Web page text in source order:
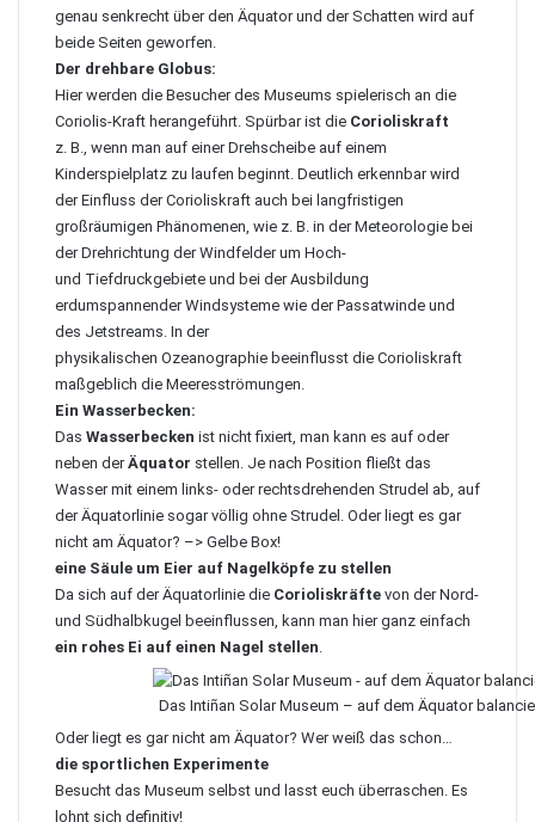
genau senkrecht über den Äquator und der Schatten wird auf
beide Seiten geworfen.
Der drehbare Globus:
Hier werden die Besucher des Museums spielerisch an die
Coriolis-Kraft herangeführt. Spürbar ist die Corioliskraft
z. B., wenn man auf einer Drehscheibe auf einem
Kinderspielplatz zu laufen beginnt. Deutlich erkennbar wird
der Einfluss der Corioliskraft auch bei langfristigen
großräumigen Phänomenen, wie z. B. in der Meteorologie bei
der Drehrichtung der Windfelder um Hoch-
und Tiefdruckgebiete und bei der Ausbildung
erdumspannender Windsysteme wie der Passatwinde und
des Jetstreams. In der
physikalischen Ozeanographie beeinflusst die Corioliskraft
maßgeblich die Meeresströmungen.
Ein Wasserbecken:
Das Wasserbecken ist nicht fixiert, man kann es auf oder
neben derÄquator stellen. Je nach Position fließt das
Wasser mit einem links- oder rechtsdrehenden Strudel ab, auf
der Äquatorlinie sogar völlig ohne Strudel. Oder liegt es gar
nicht am Äquator? –> Gelbe Box!
eine Säule um Eier auf Nagelköpfe zu stellen
Da sich auf der Äquatorlinie die Corioliskräfte von der Nord-
und Südhalbkugel beeinflussen, kann man hier ganz einfach
ein rohes Ei auf einen Nagel stellen.
Das Intiñan Solar Museum – auf dem Äquator
Oder liegt es gar nicht am Äquator? Wer weiß das schon…
die sportlichen Experimente
Besucht das Museum selbst und lasst euch überraschen. Es
lohnt sich definitiv!